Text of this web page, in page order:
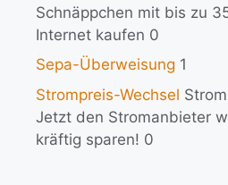
Schnäppchen mit bis zu
Internet kaufen 0
Sepa-Überweisung 1
Strompreis-Wechsel
Jetzt den Stromanbieter
kräftig sparen! 0